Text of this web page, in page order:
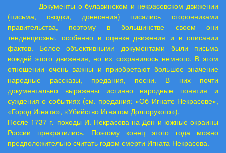
Документы о булавинском и нeкpacовcком движении
(письма, сводки, донесения) писались сторонниками
правительства, поэтому в большинстве своем они
тенденциозны, особенно в оценке движения и в описании
фактов. Более объективными документами были письма
вождей этого движения, но их сохранилось немного. В этом
отношении очень важны и приобретают большое значение
народные рассказы, предания, песни. В них почти
документально выражены истинно народные понятия и
суждения о событиях (см. предания: «Об Игнате Некрасове»,
«Город Игната», «Убийство Игнатом Долгорукого»).
После 1737 г. походы И. Некрасова на Дон и южные окраины
России прекратились. Поэтому конец этого года можно
предположительно считать годом смерти Игната Некрасова.